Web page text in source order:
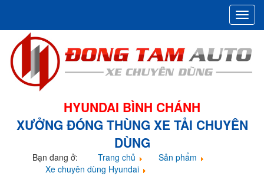
HYUNDAI BÌNH CHÁNH
XƯỞNG ĐÓNG THÙNG XE TẢI CHUYÊN
DÙNG
Bạn đang ở: Trang chủ
Sản phẩm
Xe chuyên dùng Hyundai